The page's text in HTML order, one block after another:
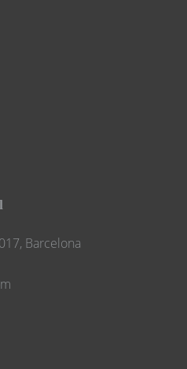
Barcelona